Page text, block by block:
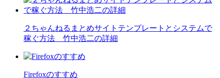
２ちゃんねるまとめサイトテンプレートとシステムで
稼ぐ方法 竹中浩二の詳細
Firefoxのすすめ